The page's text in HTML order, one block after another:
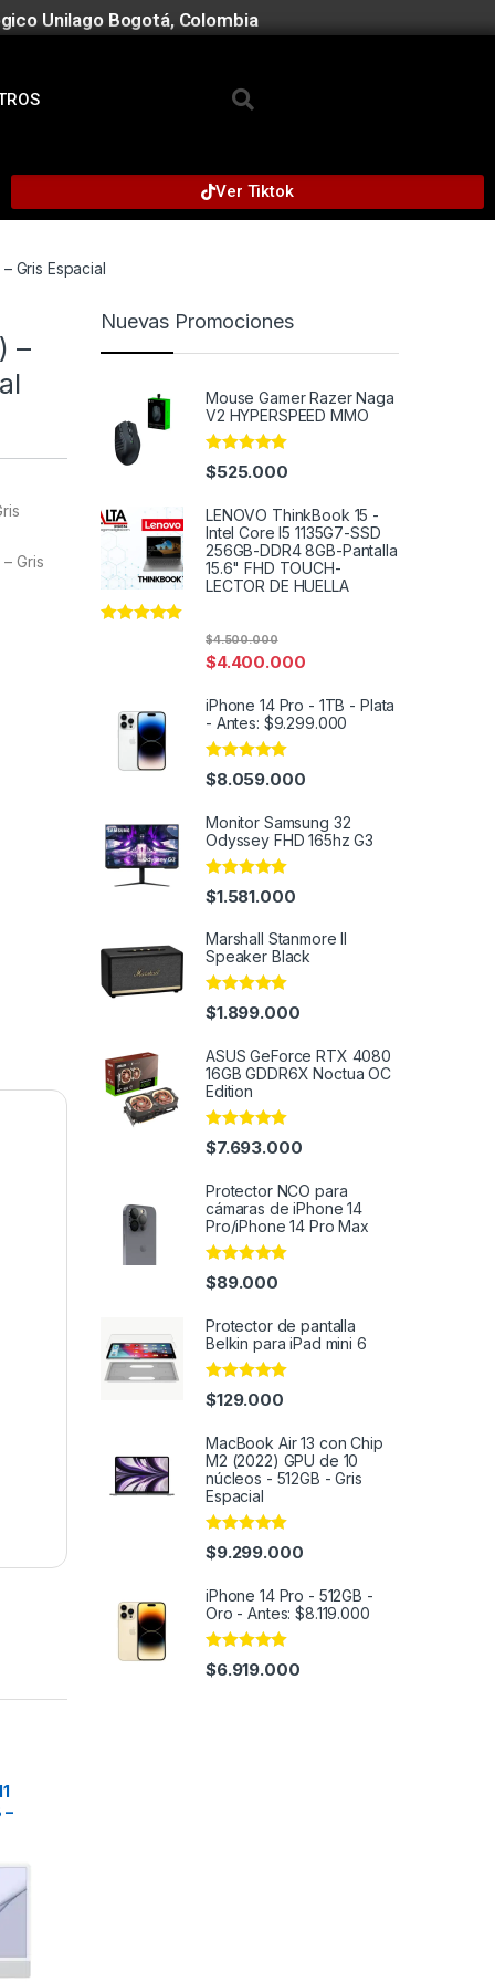
Unilago Bogotá, Colombia
Ver Tiktok
Gris Espacial
–
Gris
–
Nuevas Promociones
Mouse Gamer Razer Naga
V2 HYPERSPEED MMO
Rated4.91
out of 5
$525.000
LENOVO ThinkBook 15 -
Intel Core I5 1135G7-SSD
256GB-DDR4 8GB-Pantalla
15.6" FHD TOUCH-
LECTOR DE HUELLA
$4.400.000
$4.500.000
iPhone 14 Pro - 1TB - Plata
- Antes: $9.299.000
Rated5.00
out of 5
$8.059.000
Monitor Samsung 32
Odyssey FHD 165hz G3
Rated5.00
out of 5
$1.581.000
Marshall Stanmore II
Speaker Black
Rated5.00
out of 5
$1.899.000
ASUS GeForce RTX 4080
16GB GDDR6X Noctua OC
Edition
Rated4.91
out of 5
$7.693.000
Protector NCO para
cámaras de iPhone 14
Pro/iPhone 14 Pro Max
Rated4.91
out of 5
$89.000
Protector de pantalla
Belkin para iPad mini 6
Rated 4.92
out of 5
$129.000
MacBook Air 13 con Chip
M2 (2022) GPU de 10
núcleos - 512GB - Gris
Espacial
Rated4.91
out of 5
$9.299.000
iPhone 14 Pro - 512GB -
Oro - Antes: $8.119.000
Rated5.00
out of 5
$6.919.000